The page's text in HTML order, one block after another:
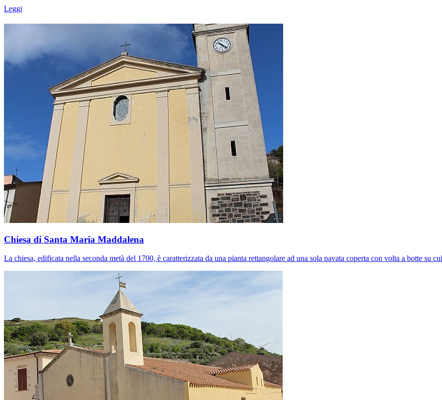
Leggi
Chiesa di Santa Maria Maddalena
La chiesa, edificata nella seconda metà del 1700, è caratterizzata da una pianta rettangolare ad una sola navata coperta con volta a botte su